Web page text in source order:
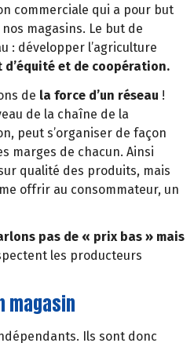
commerciale qui a pour but
magasins. Le but de
: développer l’agriculture
d’équité et de coopération.
de la force d’un réseau !
de la chaîne de la
peut s’organiser de façon
marges de chacun. Ainsi
qualité des produits, mais
offrir au consommateur, un
pas de « prix bas » mais
les producteurs
magasin
Ils sont donc